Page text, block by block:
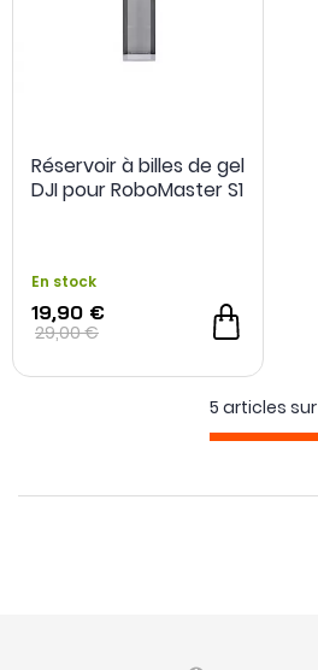
Réservoir à billes de gel
DJI pour RoboMaster S1
En stock
19,90 €
29,00 €
5 articles sur